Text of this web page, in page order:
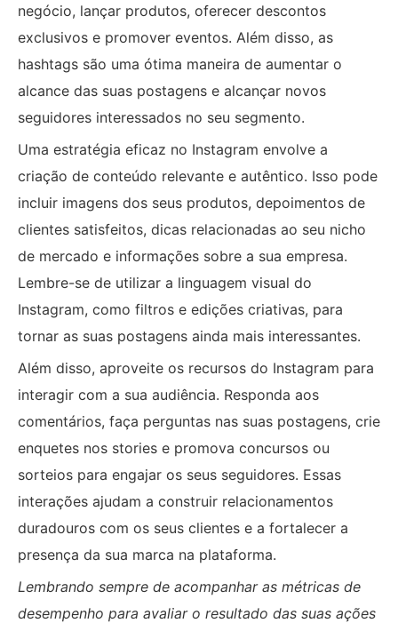
negócio, lançar produtos, oferecer descontos
exclusivos e promover eventos. Além disso, as
hashtags são uma ótima maneira de aumentar o
alcance das suas postagens e alcançar novos
seguidores interessados no seu segmento.
Uma estratégia eficaz no Instagram envolve a
criação de conteúdo relevante e autêntico. Isso pode
incluir imagens dos seus produtos, depoimentos de
clientes satisfeitos, dicas relacionadas ao seu nicho
de mercado e informações sobre a sua empresa.
Lembre-se de utilizar a linguagem visual do
Instagram, como filtros e edições criativas, para
tornar as suas postagens ainda mais interessantes.
Além disso, aproveite os recursos do Instagram para
interagir com a sua audiência. Responda aos
comentários, faça perguntas nas suas postagens, crie
enquetes nos stories e promova concursos ou
sorteios para engajar os seus seguidores. Essas
interações ajudam a construir relacionamentos
duradouros com os seus clientes e a fortalecer a
presença da sua marca na plataforma.
Lembrando sempre de acompanhar as métricas de
desempenho para avaliar o resultado das suas ações